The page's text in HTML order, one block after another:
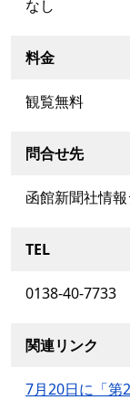
なし
料金
観覧無料
問合せ先
函館新聞社情
TEL
0138-40-7733
関連リンク
7月20日に「第